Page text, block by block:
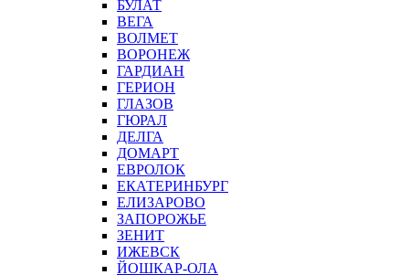
БУЛАТ
ВЕГА
ВОЛМЕТ
ВОРОНЕЖ
ГАРДИАН
ГЕРИОН
ГЛАЗОВ
ГЮРАЛ
ДЕЛГА
ДОМАРТ
ЕВРОЛОК
ЕКАТЕРИНБУРГ
ЕЛИЗАРОВО
ЗАПОРОЖЬЕ
ЗЕНИТ
ИЖЕВСК
ЙОШКАР-ОЛА